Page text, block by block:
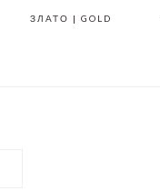
ЗЛАТО | GOLD